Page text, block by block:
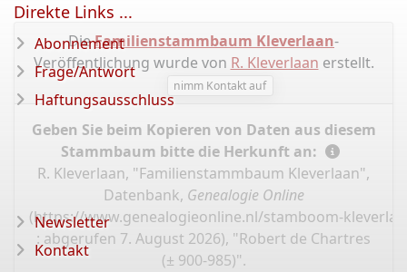
DieFamilienstammbaum Kleverlaan-
Veröffentlichung wurde von R. Kleverlaan erstellt.
nimm Kontakt auf
Geben Sie beim Kopieren von Daten aus diesem
Stammbaum bitte die Herkunft an:
R. Kleverlaan, "Familienstammbaum Kleverlaan",
Datenbank, Genealogie Online
(https://www.genealogieonline.nl/stamboom-
: abgerufen 7. August 2026), "Robert de Chartres
(± 900-985)".
Direkte Links ...
Abonnement
Frage/Antwort
Haftungsausschluss
Newsletter
Kontakt